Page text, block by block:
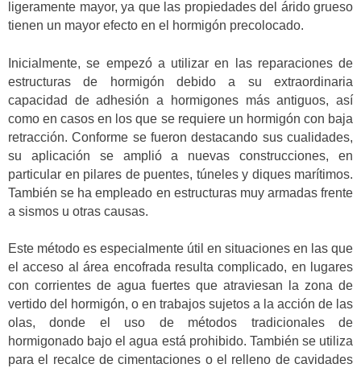
ligeramente mayor, ya que las propiedades del árido grueso
tienen un mayor efecto en el hormigón precolocado.
Inicialmente, se empezó a utilizar en las reparaciones de
estructuras de hormigón debido a su extraordinaria
capacidad de adhesión a hormigones más antiguos, así
como en casos en los que se requiere un hormigón con baja
retracción. Conforme se fueron destacando sus cualidades,
su aplicación se amplió a nuevas construcciones, en
particular en pilares de puentes, túneles y diques marítimos.
También se ha empleado en estructuras muy armadas frente
a sismos u otras causas.
Este método es especialmente útil en situaciones en las que
el acceso al área encofrada resulta complicado, en lugares
con corrientes de agua fuertes que atraviesan la zona de
vertido del hormigón, o en trabajos sujetos a la acción de las
olas, donde el uso de métodos tradicionales de
hormigonado bajo el agua está prohibido. También se utiliza
para el recalce de cimentaciones o el relleno de cavidades